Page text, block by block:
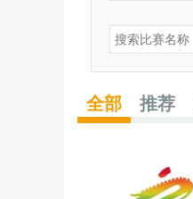
全部 推荐